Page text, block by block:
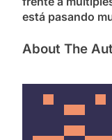
está pasando
About The